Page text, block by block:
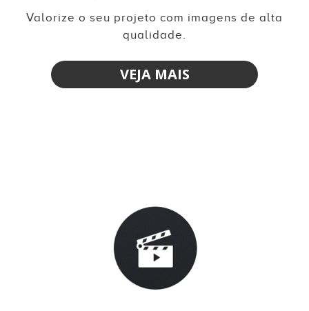
Valorize o seu projeto com imagens de alta
qualidade.
VEJA MAIS